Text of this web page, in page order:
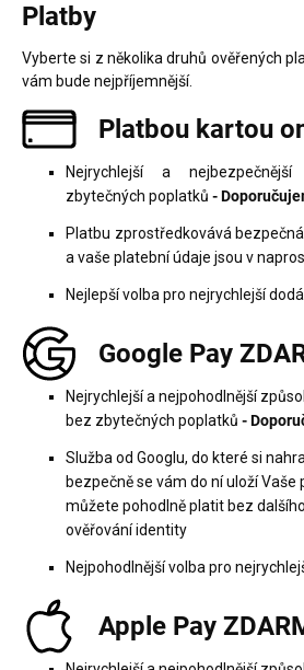
Platby
Vyberte si z několika druhů ověřených
vám bude nejpříjemnější.
Platbou kartou
Nejrychlejší a
zbytečných poplatků -
Platbu zprostředkovává
a vaše platební údaje jsou v
Nejlepší volba pro nejrychlejší
Google Pay
Nejrychlejší a nejpohodlnější
bez zbytečných poplatků -
Služba od Googlu, do které si
bezpečně se vám do ní uloží Vaše
můžete pohodlně platit bez
ověřování identity
Nejpohodlnější volba pro
Apple Pay